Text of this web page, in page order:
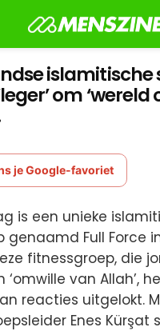
om ‘wereld
je Google-favoriet
is een unieke
genaamd Full Force
fitnessgroep, die
‘omwille van Allah’,
reacties uitgelokt.
Enes Kürşat